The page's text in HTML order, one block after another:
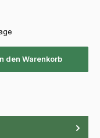
den Warenkorb